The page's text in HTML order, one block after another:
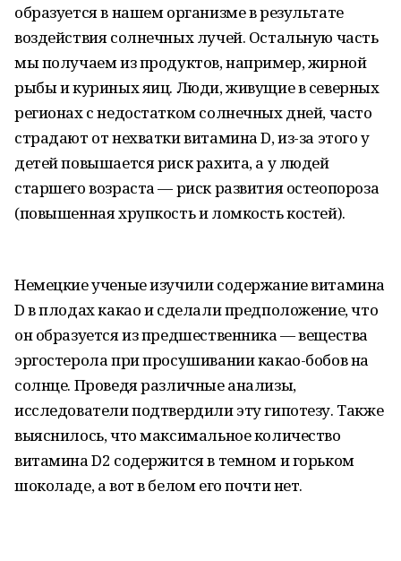
образуется в нашем организме в результате
воздействия солнечных лучей. Остальную часть
мы получаем из продуктов, например, жирной
рыбы и куриных яиц. Люди, живущие в северных
регионах с недостатком солнечных дней, часто
страдают от нехватки витамина D, из-за этого у
детей повышается риск рахита, а у людей
старшего возраста — риск развития остеопороза
(повышенная хрупкость и ломкость костей).
Немецкие ученые изучили содержание витамина
D в плодах какао и сделали предположение, что
он образуется из предшественника — вещества
эргостерола при просушивании какао-бобов на
солнце. Проведя различные анализы,
исследователи подтвердили эту гипотезу. Также
выяснилось, что максимальное количество
витамина D2 содержится в темном и горьком
шоколаде, а вот в белом его почти нет.